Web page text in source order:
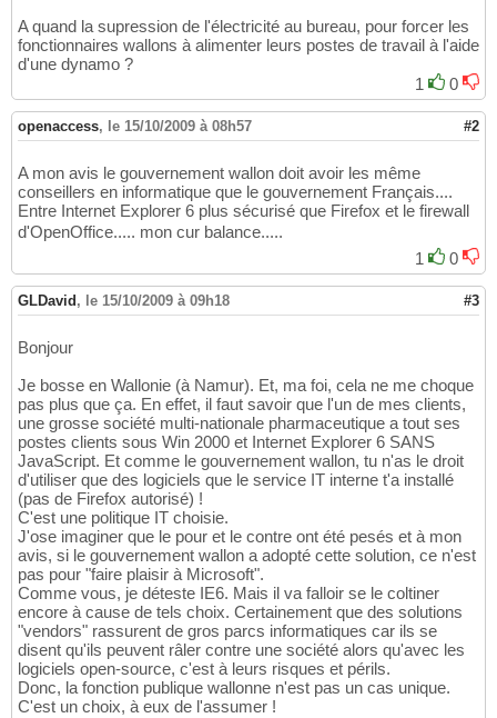
A quand la supression de l'électricité au bureau, pour forcer les
fonctionnaires wallons à alimenter leurs postes de travail à l'aide
d'une dynamo ?
1
0
openaccess, le 15/10/2009 à 08h57 #2
A mon avis le gouvernement wallon doit avoir les même
conseillers en informatique que le gouvernement Français....
Entre Internet Explorer 6 plus sécurisé que Firefox et le firewall
d'OpenOffice..... mon cur balance.....
1
0
GLDavid , le 15/10/2009 à 09h18 #3
Bonjour
Je bosse en Wallonie (à Namur). Et, ma foi, cela ne me choque
pas plus que ça. En effet, il faut savoir que l'un de mes clients,
une grosse société multi-nationale pharmaceutique a tout ses
postes clients sous Win 2000 et Internet Explorer 6 SANS
JavaScript. Et comme le gouvernement wallon, tu n'as le droit
d'utiliser que des logiciels que le service IT interne t'a installé
(pas de Firefox autorisé) !
C'est une politique IT choisie.
J'ose imaginer que le pour et le contre ont été pesés et à mon
avis, si le gouvernement wallon a adopté cette solution, ce n'est
pas pour "faire plaisir à Microsoft".
Comme vous, je déteste IE6. Mais il va falloir se le coltiner
encore à cause de tels choix. Certainement que des solutions
"vendors" rassurent de gros parcs informatiques car ils se
disent qu'ils peuvent râler contre une société alors qu'avec les
logiciels open-source, c'est à leurs risques et périls.
Donc, la fonction publique wallonne n'est pas un cas unique.
C'est un choix, à eux de l'assumer !